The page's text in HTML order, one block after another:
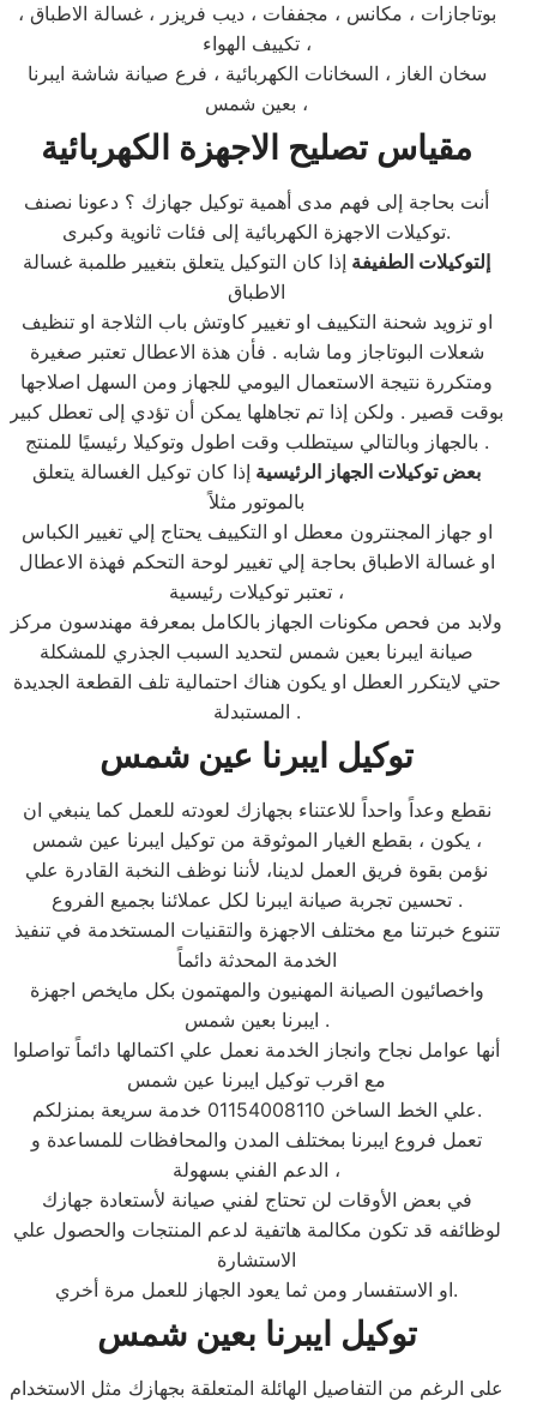
بوتاجازات ، مكانس ، مجففات ، ديب فريزر ، غسالة الاطباق ،
تكييف الهواء ،
سخان الغاز ، السخانات الكهربائية ، فرع صيانة شاشة ايبرنا
بعين شمس ،
مقياس تصليح الاجهزة الكهربائية
أنت بحاجة إلى فهم مدى أهمية توكيل جهازك ؟ دعونا نصنف
توكيلات الاجهزة الكهربائية إلى فئات ثانوية وكبرى.
إلتوكيلات الطفيفة إذا كان التوكيل يتعلق بتغيير طلمبة غسالة
الاطباق
او تزويد شحنة التكييف او تغيير كاوتش باب الثلاجة او تنظيف
شعلات البوتاجاز وما شابه . فأن هذة الاعطال تعتبر صغيرة
ومتكررة نتيجة الاستعمال اليومي للجهاز ومن السهل اصلاجها
بوقت قصير . ولكن إذا تم تجاهلها يمكن أن تؤدي إلى تعطل كبير
بالجهاز وبالتالي سيتطلب وقت اطول وتوكيلا رئيسيًا للمنتج .
بعض توكيلات الجهاز الرئيسية إذا كان توكيل الغسالة يتعلق
بالموتور مثلاً
او جهاز المجنترون معطل او التكييف يحتاج إلي تغيير الكباس
او غسالة الاطباق بحاجة إلي تغيير لوحة التحكم فهذة الاعطال
تعتبر توكيلات رئيسية ،
ولابد من فحص مكونات الجهاز بالكامل بمعرفة مهندسون مركز
صيانة ايبرنا بعين شمس لتحديد السبب الجذري للمشكلة
حتي لايتكرر العطل او يكون هناك احتمالية تلف القطعة الجديدة
المستبدلة .
توكيل ايبرنا عين شمس
نقطع وعداً واحداً للاعتناء بجهازك لعودته للعمل كما ينبغي ان
يكون ، بقطع الغيار الموثوقة من توكيل ايبرنا عين شمس ،
نؤمن بقوة فريق العمل لدينا، لأننا نوظف النخبة القادرة علي
تحسين تجربة صيانة ايبرنا لكل عملائنا بجميع الفروع .
تتنوع خبرتنا مع مختلف الاجهزة والتقنيات المستخدمة في تنفيذ
الخدمة المحدثة دائماً
واخصائيون الصيانة المهنيون والمهتمون بكل مايخص اجهزة
ايبرنا بعين شمس .
أنها عوامل نجاح وانجاز الخدمة نعمل علي اكتمالها دائماً تواصلوا
مع اقرب توكيل ايبرنا عين شمس
علي الخط الساخن 01154008110 خدمة سريعة بمنزلكم.
تعمل فروع ايبرنا بمختلف المدن والمحافظات للمساعدة و
الدعم الفني بسهولة ،
في بعض الأوقات لن تحتاج لفني صيانة لأستعادة جهازك
لوظائفه قد تكون مكالمة هاتفية لدعم المنتجات والحصول علي
الاستشارة
او الاستفسار ومن ثما يعود الجهاز للعمل مرة أخري.
توكيل ايبرنا بعين شمس
على الرغم من التفاصيل الهائلة المتعلقة بجهازك مثل الاستخدام